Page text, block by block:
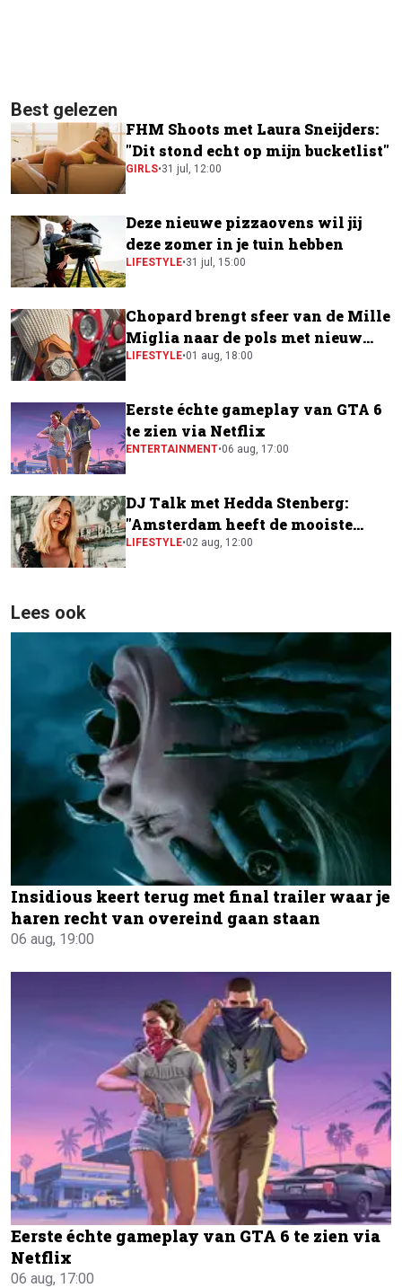
Best gelezen
FHM Shoots met Laura Sneijders:
"Dit stond echt op mijn bucketlist"
GIRLS•31 jul, 12:00
Deze nieuwe pizzaovens wil jij
deze zomer in je tuin hebben
LIFESTYLE•31 jul, 15:00
Chopard brengt sfeer van de Mille
Miglia naar de pols met nieuw
horloge
LIFESTYLE•01 aug, 18:00
Eerste échte gameplay van GTA 6
te zien via Netflix
ENTERTAINMENT•06 aug, 17:00
DJ Talk met Hedda Stenberg:
"Amsterdam heeft de mooiste
festivalscene van Europa"
LIFESTYLE•02 aug, 12:00
Lees ook
Insidious keert terug met final trailer waar je
haren recht van overeind gaan staan
06 aug, 19:00
Eerste échte gameplay van GTA 6 te zien via
Netflix
06 aug, 17:00